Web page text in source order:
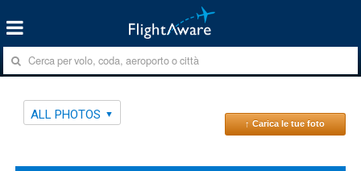
ALL PHOTOS
↑ Carica le tue foto